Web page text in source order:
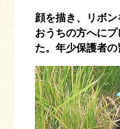
顔を描き、リボ
おうちの方へに
た。 年少保護者